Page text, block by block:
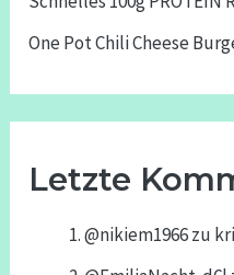
One Pot Chili Cheese
Letzte
@nikiem1966zu